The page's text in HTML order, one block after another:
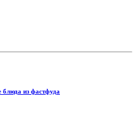
блюда из фастфуда